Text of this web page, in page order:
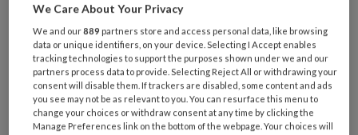
verbeelden met bijvoorbeeld
poppetjes, kleuren en symbolen. Zo
maak je feitelijke omstandigheden
(externe werkelijkheid), persoonlijke
beleving (interne werkelijkheid) en de
We Care About Your Privacy
We and our889 partners store and access personal data, like browsing
data or unique identifiers, on your device. Selecting I Accept enables
tracking technologies to support the purposes shown under we and our
partners process data to provide. Selecting Reject All or withdrawing your
consent will disable them. If trackers are disabled, some content and ads
you see may not be as relevant to you. You can resurface this menu to
change your choices or withdraw consent at any time by clicking the
Manage Preferences link on the bottom of the webpage. Your choices will